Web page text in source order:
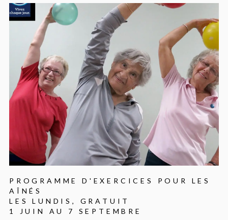
PROGRAMME D'EXERCICES POUR LES
AÎNÉS
LES LUNDIS, GRATUIT
1 JUIN AU 7 SEPTEMBRE